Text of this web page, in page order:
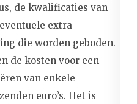
de kwalificaties van
extra
die worden geboden.
de kosten voor een
van enkele
euro’s. Het is